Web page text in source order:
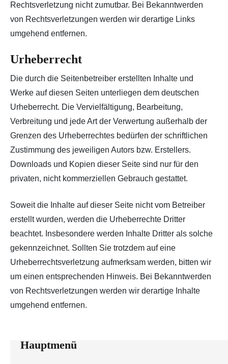
Hauptmenü
Rechtsverletzung nicht zumutbar. Bei Bekanntwerden
von Rechtsverletzungen werden wir derartige Links
umgehend entfernen.
Urheberrecht
Die durch die Seitenbetreiber erstellten Inhalte und
Werke auf diesen Seiten unterliegen dem deutschen
Urheberrecht. Die Vervielfältigung, Bearbeitung,
Verbreitung und jede Art der Verwertung außerhalb der
Grenzen des Urheberrechtes bedürfen der schriftlichen
Zustimmung des jeweiligen Autors bzw. Erstellers.
Downloads und Kopien dieser Seite sind nur für den
privaten, nicht kommerziellen Gebrauch gestattet.
Soweit die Inhalte auf dieser Seite nicht vom Betreiber
erstellt wurden, werden die Urheberrechte Dritter
beachtet. Insbesondere werden Inhalte Dritter als solche
gekennzeichnet. Sollten Sie trotzdem auf eine
Urheberrechtsverletzung aufmerksam werden, bitten wir
um einen entsprechenden Hinweis. Bei Bekanntwerden
von Rechtsverletzungen werden wir derartige Inhalte
umgehend entfernen.